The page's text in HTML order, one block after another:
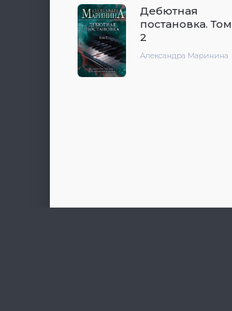
Дебютная
постановка. Том
2
Александра Маринина